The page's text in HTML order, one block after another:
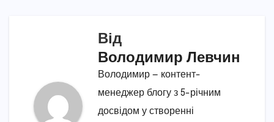
Від
Володимир Левчин
Володимир — контент-
менеджер блогу з 5-річним
досвідом у створенні